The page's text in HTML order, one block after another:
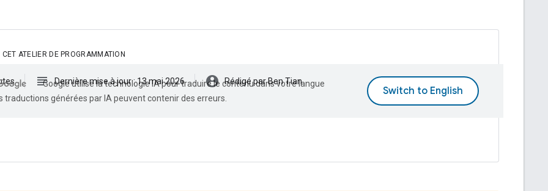
CET ATELIER DE PROGRAMMATION
subject Dernière mise à jour : 13 mai 2026 account_circle Rédigé par Ben Tian
Google utilise la technologie IA pour traduire le contenu dans votre langue
traductions générées par IA peuvent contenir des erreurs.